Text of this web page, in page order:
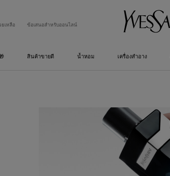
เหลือ ข้อเสนอสำหรับออนไลน์
สินค้าขายดี น้ำหอม เครื่องสำอาง